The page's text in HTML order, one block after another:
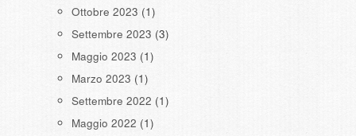
Ottobre 2023 (1)
Settembre 2023 (3)
Maggio 2023 (1)
Marzo 2023 (1)
Settembre 2022 (1)
Maggio 2022 (1)